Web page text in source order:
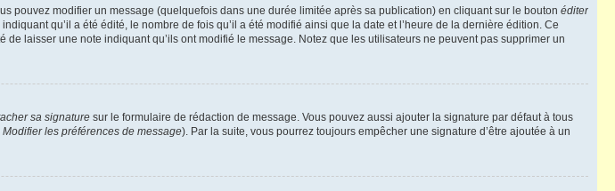
pouvez modifier un message (quelquefois dans une durée limitée après sa publication) en cliquant sur le bouton éditer
qu’il a été édité, le nombre de fois qu’il a été modifié ainsi que la date et l’heure de la dernière édition. Ce
laisser une note indiquant qu’ils ont modifié le message. Notez que les utilisateurs ne peuvent pas supprimer un
sa signature sur le formulaire de rédaction de message. Vous pouvez aussi ajouter la signature par défaut à tous
les préférences de message). Par la suite, vous pourrez toujours empêcher une signature d’être ajoutée à un